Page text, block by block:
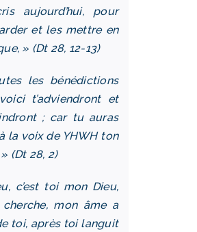
aujourd’hui, pour
et les mettre en
» (Dt 28, 12‑13)
les bénédictions
t’adviendront et
; car tu auras
la voix de YHWH ton
(Dt 28, 2)
c’est toi mon Dieu,
mon âme a
toi, après toi languit